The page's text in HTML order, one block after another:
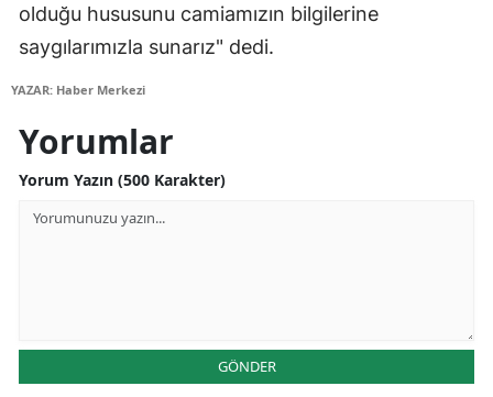
Kastamonu
Manisa
olduğu hususunu camiamızın bilgilerine
saygılarımızla sunarız" dedi.
YAZAR: Haber Merkezi
Yorumlar
Yorum Yazın (500 Karakter)
GÖNDER